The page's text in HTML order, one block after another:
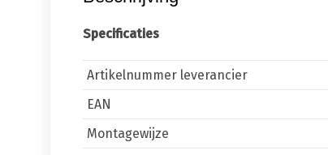
Specificaties
Artikelnummer leverancier
EAN
Montagewijze